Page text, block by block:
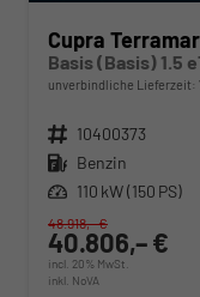
Cupra Terramar
Basis (Basis) 1.5
unverbindliche Lieferzeit:
Fahrzeugnr. 10400373
Kraftstoff Benzin
Leistung 110 kW (150 PS)
40.806,– €
incl. 20% MwSt.
inkl. NoVA
48.918,– €